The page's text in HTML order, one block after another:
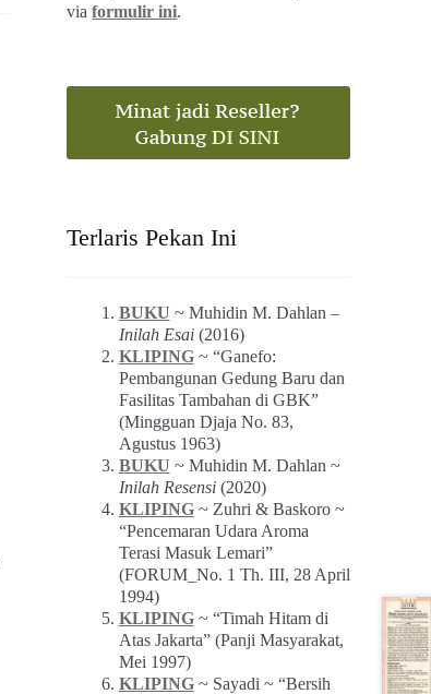
viaformulir ini.
Terlaris Pekan Ini
BUKU ~ Muhidin M. Dahlan –
Inilah Esai(2016)
KLIPING~ “Ganefo:
Pembangunan Gedung Baru dan
Fasilitas Tambahan di GBK”
(Mingguan Djaja No. 83,
Agustus 1963)
BUKU ~ Muhidin M. Dahlan ~
Inilah Resensi(2020)
KLIPING~ Zuhri & Baskoro ~
“Pencemaran Udara Aroma
Terasi Masuk Lemari”
(FORUM_No. 1 Th. III, 28 April
1994)
KLIPING~ “Timah Hitam di
Atas Jakarta” (Panji Masyarakat,
Mei 1997)
KLIPING~ Sayadi ~ “Bersih